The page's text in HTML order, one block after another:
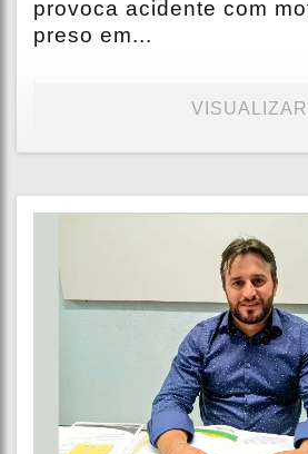
provoca acidente com
preso em...
VISUALIZAR